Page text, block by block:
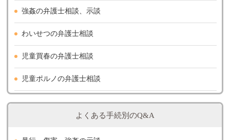
強姦の弁護士相談、示談
わいせつの弁護士相談
児童買春の弁護士相談
児童ポルノの弁護士相談
よくある手続別のQ&A